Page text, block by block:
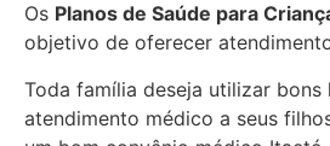
Os Planos de Saúde para
objetivo de oferecer
Toda família deseja utilizar bons
atendimento médico a seus